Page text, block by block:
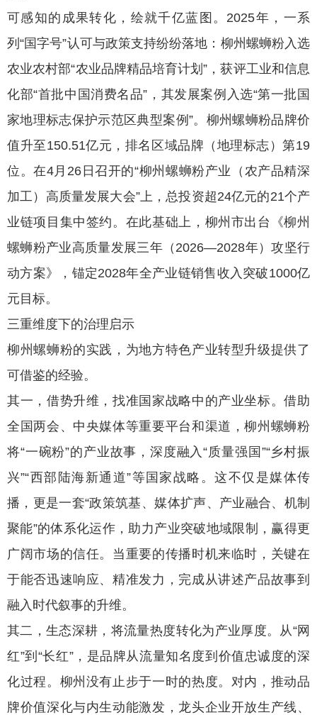
可感知的成果转化，绘就千亿蓝图。2025年，一系
列“国字号”认可与政策支持纷纷落地：柳州螺蛳粉入选
农业农村部“农业品牌精品培育计划”，获评工业和信息
化部“首批中国消费名品”，其发展案例入选“第一批国
家地理标志保护示范区典型案例”。柳州螺蛳粉品牌价
值升至150.51亿元，排名区域品牌（地理标志）第19
位。在4月26日召开的“柳州螺蛳粉产业（农产品精深
加工）高质量发展大会”上，总投资超24亿元的21个产
业链项目集中签约。在此基础上，柳州市出台《柳州
螺蛳粉产业高质量发展三年（2026—2028年）攻坚行
动方案》，锚定2028年全产业链销售收入突破1000亿
元目标。
三重维度下的治理启示
柳州螺蛳粉的实践，为地方特色产业转型升级提供了
可借鉴的经验。
其一，借势升维，找准国家战略中的产业坐标。借助
全国两会、中央媒体等重要平台和渠道，柳州螺蛳粉
将“一碗粉”的产业故事，深度融入“质量强国”“乡村振
兴”“西部陆海新通道”等国家战略。这不仅是媒体传
播，更是一套“政策筑基、媒体扩声、产业融合、机制
聚能”的体系化运作，助力产业突破地域限制，赢得更
广阔市场的信任。当重要的传播时机来临时，关键在
于能否迅速响应、精准发力，完成从讲述产品故事到
融入时代叙事的升维。
其二，生态深耕，将流量热度转化为产业厚度。从“网
红”到“长红”，是品牌从流量知名度到价值忠诚度的深
化过程。柳州没有止步于一时的热度。对内，推动品
牌价值深化与内生动能激发，龙头企业开放生产线、